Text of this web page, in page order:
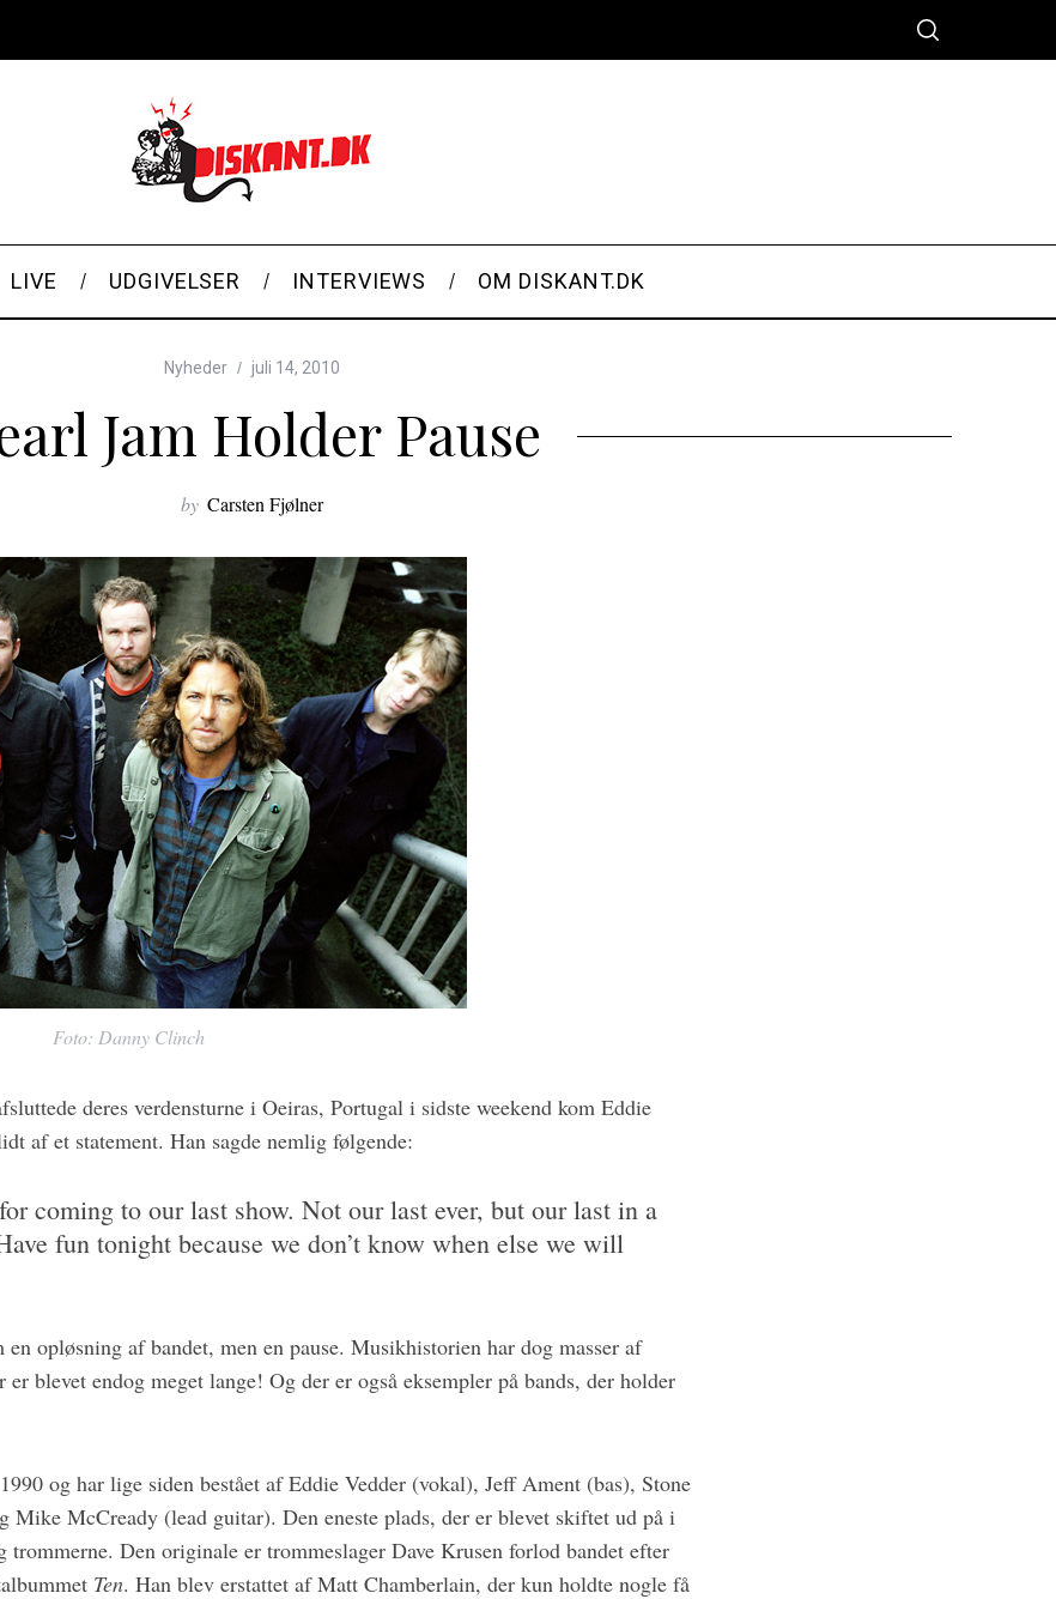
LIVE UDGIVELSER INTERVIEWS OM DISKANT.DK
Nyheder juli 14, 2010
Jam Holder Pause
by Carsten Fjølner
Foto: Danny Clinch
deres verdensturne i Oeiras, Portugal i sidste weekend kom Eddie
af et statement. Han sagde nemlig følgende:
coming to our last show. Not our last ever, but our last in a
fun tonight because we don’t know when else we will
opløsning af bandet, men en pause. Musikhistorien har dog masser af
er blevet endog meget lange! Og der er også eksempler på bands, der holder
og har lige siden bestået af Eddie Vedder (vokal), Jeff Ament (bas), Stone
Mike McCready (lead guitar). Den eneste plads, der er blevet skiftet ud på i
trommerne. Den originale er trommeslager Dave Krusen forlod bandet efter
Ten. Han blev erstattet af Matt Chamberlain, der kun holdte nogle få